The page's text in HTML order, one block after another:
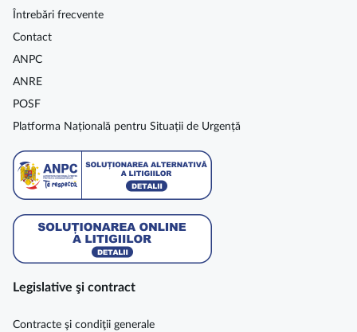
Întrebări frecvente
Contact
ANPC
ANRE
POSF
Platforma Națională pentru Situații de Urgență
Legislative şi contract
Contracte şi condiţii generale